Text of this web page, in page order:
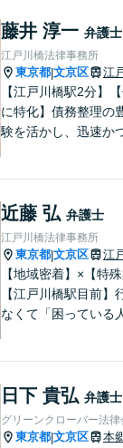
まずはご相談くださ
ディア出演】
藤井 淳一 弁護士
江戸川橋法律事務所
東京都|文京区 江
【江戸川橋駅2分】
に特化】債務整理の
験を活かし、迅速か
け、依頼者様の利益
考えております。ま
軽にご相談ください
ラス利用可】
近藤 弘 弁護士
江戸川橋法律事務所
東京都|文京区 江
【地域密着】×【特殊
【江戸川橋駅目前】
なくて「困っている
日下 貴弘 弁護士
グリーンクローバー法
東京都|文京区 本